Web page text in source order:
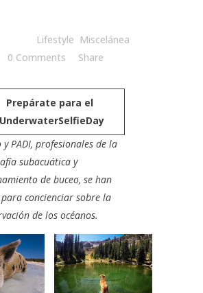
Lifestyle Miscelánea
0 Comments Share
Prepárate para el
yPADI, profesionales de la
subacuática y
de buceo, se han
concienciar sobre la
de los océanos.